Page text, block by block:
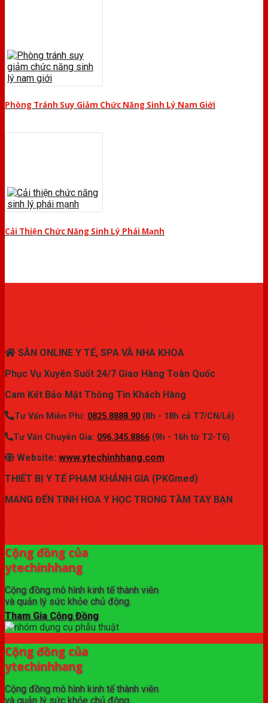
Phòng Tránh Suy Giảm Chức Năng Sinh Lý Nam Giới
Cải Thiện Chức Năng Sinh Lý Phái Mạnh
SÀN ONLINE Y TẾ, SPA VÀ NHA KHOA
Phục Vụ Xuyên Suốt 24/7 Giao Hàng Toàn Quốc
Cam Kết Bảo Mật Thông Tin Khách Hàng
Tư Vấn Miễn Phí: 0825.8888.90 (8h - 18h cả T7/CN/Lễ)
Tư Vấn Chuyên Gia: 096.345.8866 (9h - 16h từ T2-T6)
Website: www.ytechinhhang.com
THIẾT BỊ Y TẾ PHẠM KHÁNH GIA (PKGmed)
MANG ĐẾN TINH HOA Y HỌC TRONG TẦM TAY BẠN
Cộng đồng của
ytechinhhang
Cộng đồng mô hình kinh tế thành viên
và quản lý sức khỏe chủ động.
Tham Gia Cộng Đồng
Cộng đồng của
ytechinhhang
Cộng đồng mô hình kinh tế thành viên
và quản lý sức khỏe chủ động.